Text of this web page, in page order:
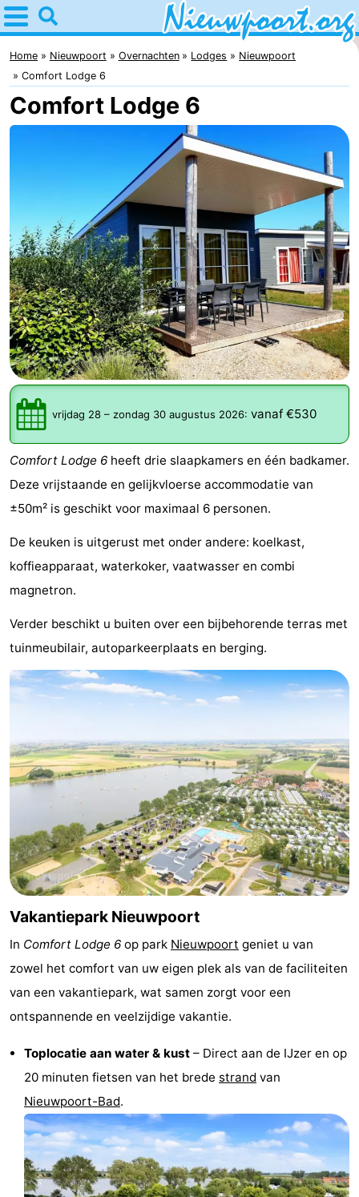
Home
Nieuwpoort
Tips
Voor
-
Holiday
Suites
Nieuwpoort
-
Holiday
Suites
Westende
Bed
(&
breakfasts)
Campings
Hotels
Vakantiehuizen
Nieuwpoort
-
aan
zee
Westende
Last
minutes
Strand
Zien
&
Bezienswaardigheden
Musea
Monumenten
-
Uitkijkpunten
-
Boerderijen
-
Speeltuinen
-
Binnenspeeltuinen
Minigolfbanen
Wellness
centra
Dorpen
Steden
Natuur
Sporten
Zwembaden
Home Nieuwpoort Overnachten Lodges
Nieuwpoort
Comfort Lodge 6
Comfort Lodge 6
vrijdag 28 – zondag 30 augustus 2026: vanaf €530
Comfort Lodge 6 heeft drie slaapkamers en één badkamer.
Deze vrijstaande en gelijkvloerse accommodatie van
±50m² is geschikt voor maximaal 6 personen.
De keuken is uitgerust met onder andere: koelkast,
koffieapparaat, waterkoker, vaatwasser en combi
magnetron.
Verder beschikt u buiten over een bijbehorende terras met
tuinmeubilair, autoparkeerplaats en berging.
Vakantiepark Nieuwpoort
In Comfort Lodge 6 op park Nieuwpoort geniet u van
zowel het comfort van uw eigen plek als van de faciliteiten
van een vakantiepark, wat samen zorgt voor een
ontspannende en veelzijdige vakantie.
Toplocatie aan water & kust – Direct aan de IJzer en op
20 minuten fietsen van het brede strand van
Nieuwpoort-Bad.